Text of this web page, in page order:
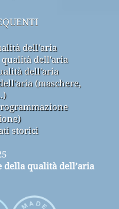
dell'aria
dell'aria
dell'aria
(maschere,
storici
qualità dell’aria